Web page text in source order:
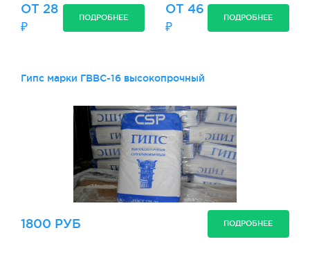
ОТ 28
₽
ПОДРОБНЕЕ
ОТ 46
₽
ПОДРОБНЕЕ
Гипс марки ГВВС-16 высокопрочный
1800 РУБ ПОДРОБНЕЕ